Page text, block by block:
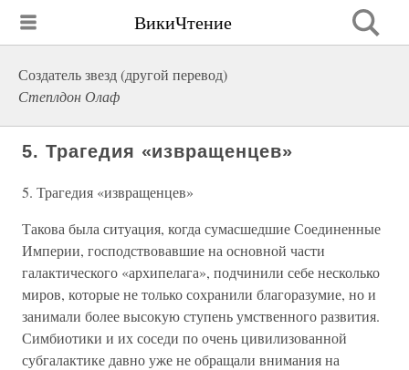
ВикиЧтение
Создатель звезд (другой перевод)
Степлдон Олаф
5. Трагедия «извращенцев»
5. Трагедия «извращенцев»
Такова была ситуация, когда сумасшедшие Соединенные
Империи, господствовавшие на основной части
галактического «архипелага», подчинили себе несколько
миров, которые не только сохранили благоразумие, но и
занимали более высокую ступень умственного развития.
Симбиотики и их соседи по очень цивилизованной
субгалактике давно уже не обращали внимания на